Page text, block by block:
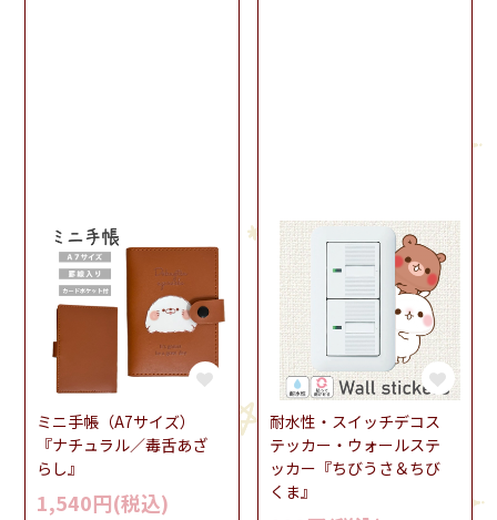
ミニ手帳（A7サイズ）
『ナチュラル／毒舌あざ
らし』
1,540円(税込)
耐水性・スイッチデコス
テッカー・ウォールステ
ッカー『ちびうさ＆ちび
くま』